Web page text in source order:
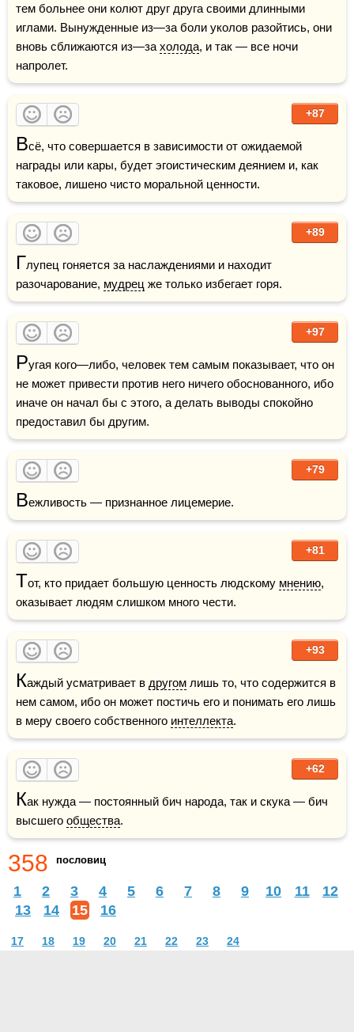
тем больнее они колют друг друга своими длинными
иглами. Вынужденные из—за боли уколов разойтись, они
вновь сближаются из—за холода, и так — все ночи
напролет.
+87
Всё, что совершается в зависимости от ожидаемой
награды или кары, будет эгоистическим деянием и, как
таковое, лишено чисто моральной ценности.
+89
Глупец гоняется за наслаждениями и находит
разочарование, мудрец же только избегает горя.
+97
Ругая кого—либо, человек тем самым показывает, что он
не может привести против него ничего обоснованного, ибо
иначе он начал бы с этого, а делать выводы спокойно
предоставил бы другим.
+79
Вежливость — признанное лицемерие.
+81
Тот, кто придает большую ценность людскому мнению,
оказывает людям слишком много чести.
+93
Каждый усматривает в другом лишь то, что содержится в
нем самом, ибо он может постичь его и понимать его лишь
в меру своего собственного интеллекта.
+62
Как нужда — постоянный бич народа, так и скука — бич
высшего общества.
358 пословиц
1 2 3 4 5 6 7 8 9 10 11
12
13
14 15 16
17 18 19 20 21 22 23 24